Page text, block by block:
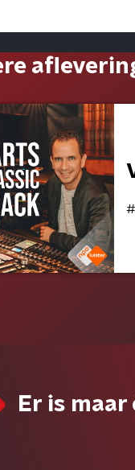
Er is maar